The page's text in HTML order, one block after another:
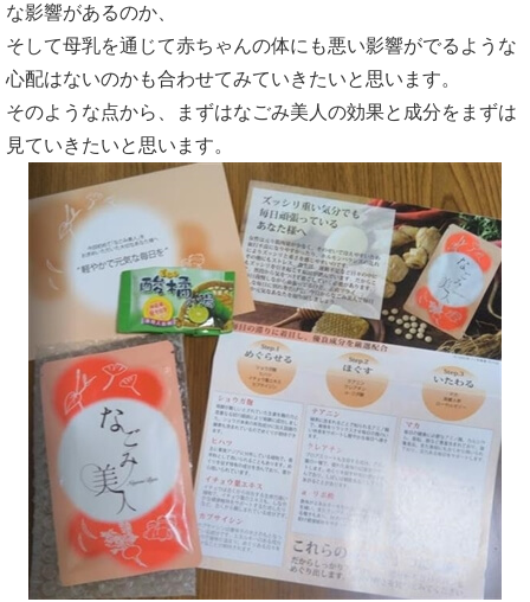
な影響があるのか、
そして母乳を通じて赤ちゃんの体にも悪い影響がでるような
心配はないのかも合わせてみていきたいと思います。
そのような点から、まずはなごみ美人の効果と成分をまずは
見ていきたいと思います。